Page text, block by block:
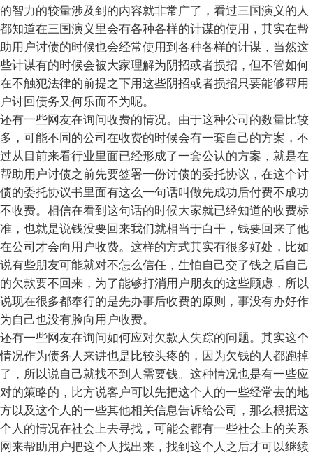
的智力的较量涉及到的内容就非常广了，看过三国演义的人
都知道在三国演义里会有各种各样的计谋的使用，其实在帮
助用户讨债的时候也会经常使用到各种各样的计谋，当然这
些计谋有的时候会被大家理解为阴招或者损招，但不管如何
在不触犯法律的前提之下用这些阴招或者损招只要能够帮用
户讨回债务又何乐而不为呢。
还有一些网友在询问收费的情况。由于这种公司的数量比较
多，可能不同的公司在收费的时候会有一套自己的方案，不
过从目前来看行业里面已经形成了一套公认的方案，就是在
帮助用户讨债之前先要签署一份讨债的委托协议，在这个讨
债的委托协议书里面有这么一句话叫做先成功后付费不成功
不收费。相信在看到这句话的时候大家就已经知道的收费标
准，也就是说钱没要回来我们就相当于白干，钱要回来了他
在公司才会向用户收费。这样的方式其实有很多好处，比如
说有些朋友可能就对不怎么信任，生怕自己交了钱之后自己
的欠款要不回来，为了能够打消用户朋友的这些顾虑，所以
说现在很多都奉行的是先办事后收费的原则，事没有办好作
为自己也没有脸向用户收费。
还有一些网友在询问如何应对欠款人失踪的问题。其实这个
情况作为债务人来讲也是比较头疼的，因为欠钱的人都跑掉
了，所以说自己就找不到人需要钱。这种情况也是有一些应
对的策略的，比方说客户可以先把这个人的一些经常去的地
方以及这个人的一些其他相关信息告诉给公司，那么根据这
个人的情况在社会上去寻找，可能会都有一些社会上的关系
网来帮助用户把这个人找出来，找到这个人之后才可以继续